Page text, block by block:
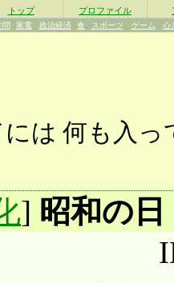
トップ プロファイル
問 家電 政治経済 食 スポーツ ゲーム 心
は 何も入っ
] 昭和の日